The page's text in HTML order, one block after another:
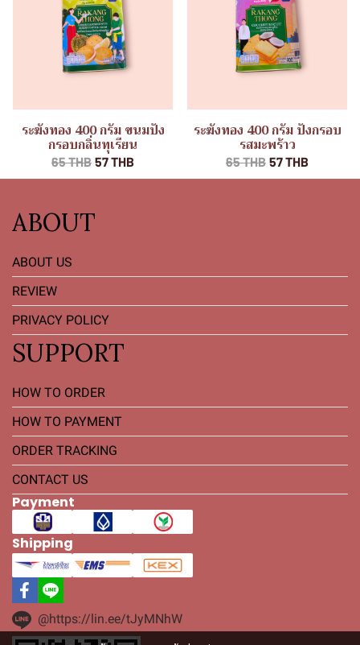
ระฆังทอง 400 กรัม ขนมปัง
กรอบกลิ่นทุเรียน
65 THB 57 THB
ระฆังทอง 400 กรัม ปังกรอบ
รสมะพร้าว
65 THB 57 THB
ABOUT
ABOUT US
REVIEW
PRIVACY POLICY
SUPPORT
HOW TO ORDER
HOW TO PAYMENT
ORDER TRACKING
CONTACT US
Payment
Shipping
@https://lin.ee/tJyMNhW